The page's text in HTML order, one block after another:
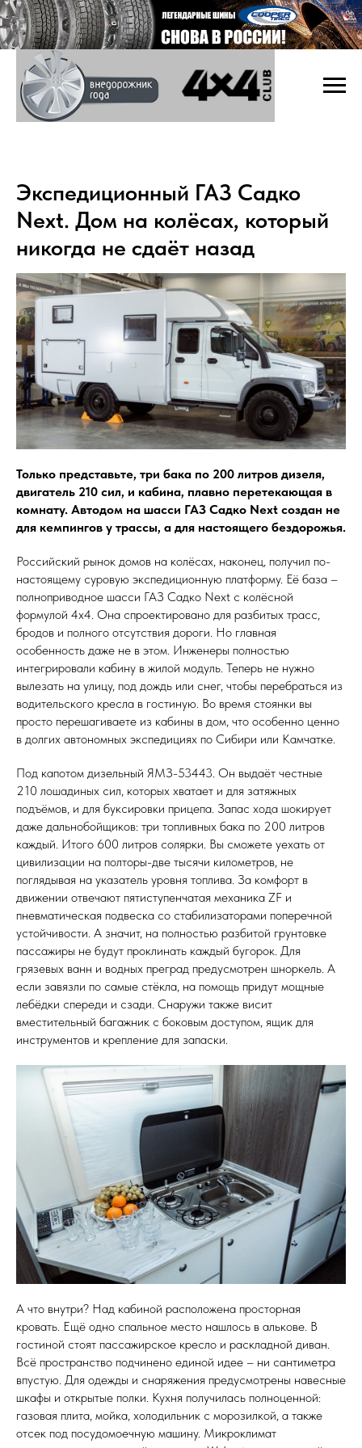
Экспедиционный ГАЗ Садко
Next. Дом на колёсах, который
никогда не сдаёт назад
Только представьте, три бака по 200 литров дизеля,
двигатель 210 сил, и кабина, плавно перетекающая в
комнату. Автодом на шасси ГАЗ Садко Next создан не
для кемпингов у трассы, а для настоящего бездорожья.
Российский рынок домов на колёсах, наконец, получил по-
настоящему суровую экспедиционную платформу. Её база –
полноприводное шасси ГАЗ Садко Next с колёсной
формулой 4х4. Она спроектировано для разбитых трасс,
бродов и полного отсутствия дороги. Но главная
особенность даже не в этом. Инженеры полностью
интегрировали кабину в жилой модуль. Теперь не нужно
вылезать на улицу, под дождь или снег, чтобы перебраться из
водительского кресла в гостиную. Во время стоянки вы
просто перешагиваете из кабины в дом, что особенно ценно
в долгих автономных экспедициях по Сибири или Камчатке.
Под капотом дизельный ЯМЗ-53443. Он выдаёт честные
210 лошадиных сил, которых хватает и для затяжных
подъёмов, и для буксировки прицепа. Запас хода шокирует
даже дальнобойщиков: три топливных бака по 200 литров
каждый. Итого 600 литров солярки. Вы сможете уехать от
цивилизации на полторы-две тысячи километров, не
поглядывая на указатель уровня топлива. За комфорт в
движении отвечают пятиступенчатая механика ZF и
пневматическая подвеска со стабилизаторами поперечной
устойчивости. А значит, на полностью разбитой грунтовке
пассажиры не будут проклинать каждый бугорок. Для
грязевых ванн и водных преград предусмотрен шноркель. А
если завязли по самые стёкла, на помощь придут мощные
лебёдки спереди и сзади. Снаружи также висит
вместительный багажник с боковым доступом, ящик для
инструментов и крепление для запаски.
А что внутри? Над кабиной расположена просторная
кровать. Ещё одно спальное место нашлось в алькове. В
гостиной стоят пассажирское кресло и раскладной диван.
Всё пространство подчинено единой идее – ни сантиметра
впустую. Для одежды и снаряжения предусмотрены навесные
шкафы и открытые полки. Кухня получилась полноценной:
газовая плита, мойка, холодильник с морозилкой, а также
отсек под посудомоечную машину. Микроклимат